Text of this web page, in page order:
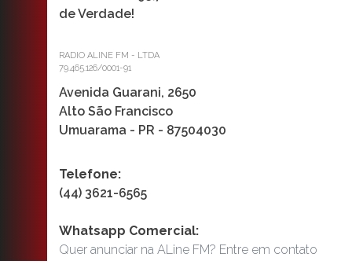
RADIO ALINE FM - LTDA
79.465.126/0001-91
Avenida Guarani, 2650
Alto São Francisco
Umuarama - PR - 87504030
Telefone:
(44) 3621-6565
Whatsapp Comercial:
Quer anunciar na ALine FM? Entre em contato